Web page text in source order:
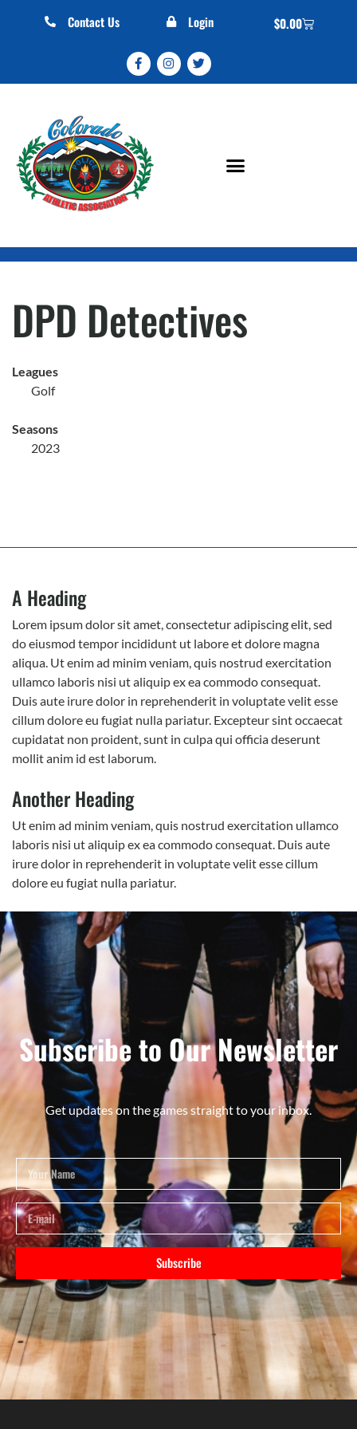
Contact Us Login $0.00
DPD Detectives
Leagues
Golf
Seasons
2023
A Heading
Lorem ipsum dolor sit amet, consectetur adipiscing elit, sed
do eiusmod tempor incididunt ut labore et dolore magna
aliqua. Ut enim ad minim veniam, quis nostrud exercitation
ullamco laboris nisi ut aliquip ex ea commodo consequat.
Duis aute irure dolor in reprehenderit in voluptate velit esse
cillum dolore eu fugiat nulla pariatur. Excepteur sint occaecat
cupidatat non proident, sunt in culpa qui officia deserunt
mollit anim id est laborum.
Another Heading
Ut enim ad minim veniam, quis nostrud exercitation ullamco
laboris nisi ut aliquip ex ea commodo consequat. Duis aute
irure dolor in reprehenderit in voluptate velit esse cillum
dolore eu fugiat nulla pariatur.
Subscribe to Our Newsletter
Get updates on the games straight to your inbox.
Subscribe